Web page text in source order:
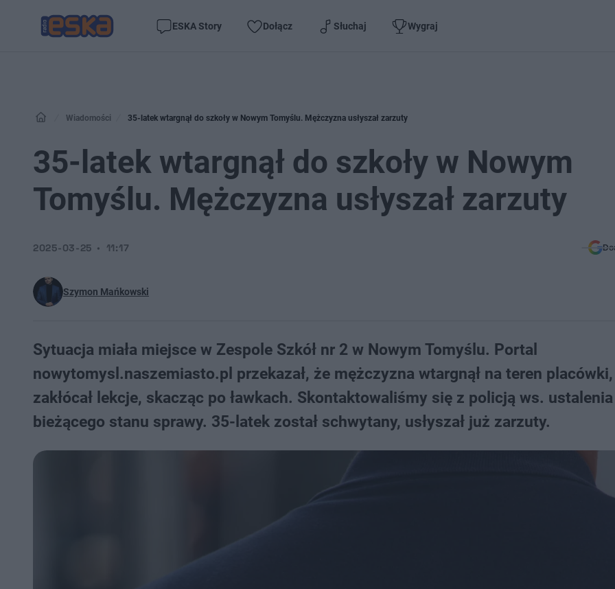
ESKA Story Dołącz Słuchaj Wygraj
Wiadomości 35-latek wtargnął do szkoły w Nowym Tomyślu. Mężczyzna usłyszał zarzuty
35-latek wtargnął do szkoły w Nowym
Tomyślu. Mężczyzna usłyszał zarzuty
Szymon Mańkowski
2025-03-25 11:17
Sytuacja miała miejsce w Zespole Szkół nr 2 w Nowym Tomyślu. Portal
nowytomysl.naszemiasto.pl przekazał, że mężczyzna wtargnął na teren
zakłócał lekcje, skacząc po ławkach. Skontaktowaliśmy się z policją ws. ustalenia
bieżącego stanu sprawy. 35-latek został schwytany, usłyszał już zarzuty.